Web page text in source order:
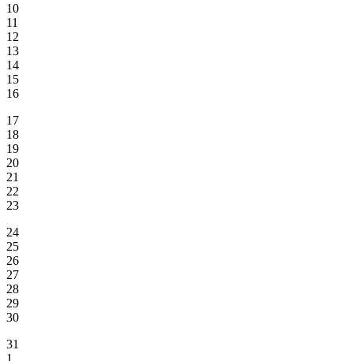
10
11
12
13
14
15
16
17
18
19
20
21
22
23
24
25
26
27
28
29
30
31
1